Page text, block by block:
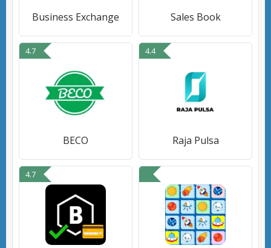
Business Exchange Sales Book
4.7
BECO
4.4
Raja Pulsa
4.7